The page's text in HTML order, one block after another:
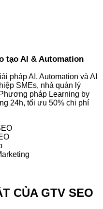
tạo AI & Automation
pháp AI, Automation và AI
SMEs, nhà quản lý
pháp Learning by
24h, tối ưu 50% chi phí
CỦA GTV SEO